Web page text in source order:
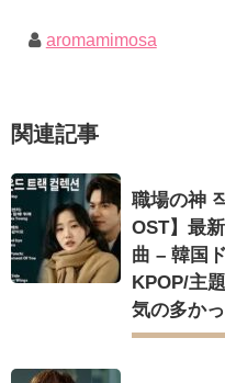
幻の王女チャミョン
か」出演で話題 Big News TV
Powered by livedoor 相
aromamimosa
関連記事
職場の神
OST】最
曲 – 韓国
KPOP/主
気の多か